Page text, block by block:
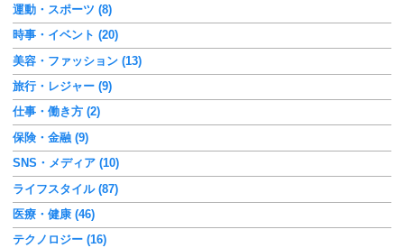
運動・スポーツ (8)
時事・イベント (20)
美容・ファッション (13)
旅行・レジャー (9)
仕事・働き方 (2)
保険・金融 (9)
SNS・メディア (10)
ライフスタイル (87)
医療・健康 (46)
テクノロジー (16)